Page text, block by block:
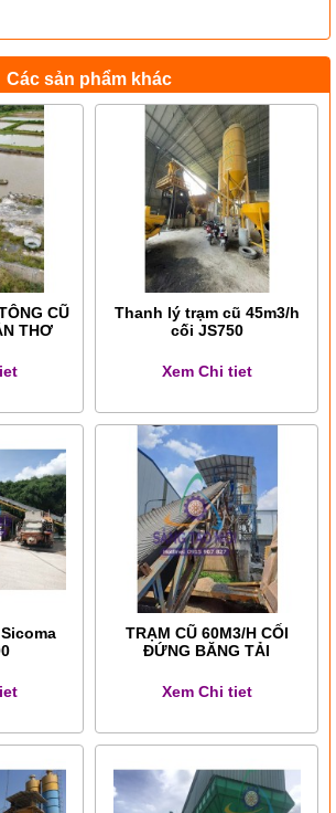
Các sản phẩm khác
CŨ
THƠ
Thanh lý trạm cũ 45m3/h
cối JS750
Xem Chi tiet
TRẠM CŨ 60M3/H CỐI
ĐỨNG BĂNG TẢI
Xem Chi tiet